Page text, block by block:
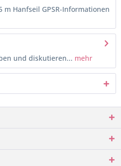
Hanfseil GPSR-Informationen
und diskutieren... mehr